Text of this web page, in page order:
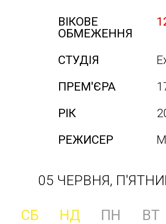
ВІКОВЕ
ОБМЕЖЕННЯ
СТУДІЯ
ПРЕМ'ЄРА
РІК
РЕЖИСЕР
05 ЧЕРВНЯ,
СБ НД ПН ВТ